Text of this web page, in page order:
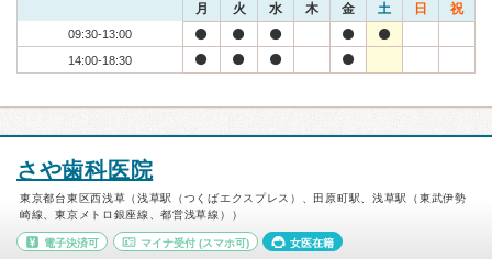
月 火 水 木 金 土 日 祝
09:30-13:00
14:00-18:30
さや歯科医院
東京都台東区西浅草（浅草駅（つくばエクスプレス）、田原町駅、浅草駅（東武伊勢
崎線、東京メトロ銀座線、都営浅草線））
電子決済可 マイナ受付(スマホ可) 女医在籍